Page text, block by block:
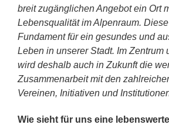
breit zugänglichen Angebot ein Ort
Lebensqualität im Alpenraum.
Fundament für ein gesundes und
Leben in unserer Stadt. Im Zentrum
wird deshalb auch in Zukunft die
Zusammenarbeit mit den
Vereinen, Initiativen und
Wie sieht für uns eine